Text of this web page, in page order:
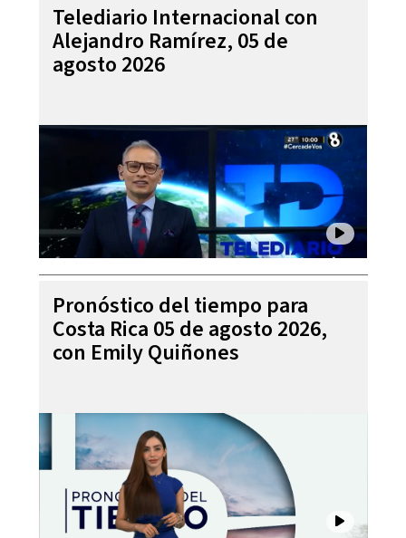
Telediario Internacional con
Alejandro Ramírez, 05 de
agosto 2026
Pronóstico del tiempo para
Costa Rica 05 de agosto 2026,
con Emily Quiñones